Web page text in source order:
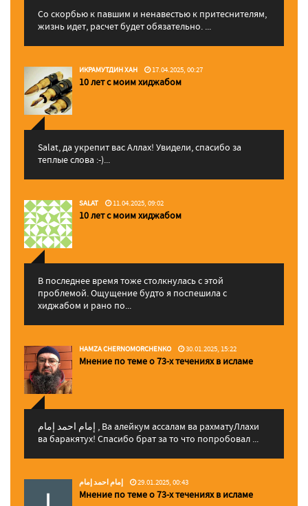
Со скорбью к павшим и ненавестью к притеснителям,
жизнь идет, расчет будет обязательно. ...
ИКРАМУТДИН ХАН 17.04.2025, 00:27
10 лет с моим хиджабом
Salat, да укрепит вас Аллаx! Увидели, спасибо за
теплые слова :-)...
SALAT 11.04.2025, 09:02
10 лет с моим хиджабом
В последнее время тоже столкнулась с этой
проблемой. Ощущение будто я поспешила с
хиджабом и рано по...
HAMZA CHERNOMORCHENKO 30.01.2025, 15:22
Мнение по теме о 73-х течениях в исламе
إمام احمد إمام , Ва алейкум ассалам ва рахматуЛлахи
ва баракятух! Спасибо брат за то что попробовал ...
إمام احمد إمام 29.01.2025, 00:43
Мнение по теме о 73-х течениях в исламе